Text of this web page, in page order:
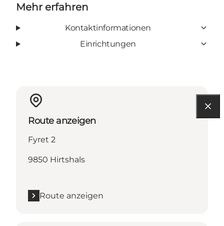
Mehr erfahren
Kontaktinformationen
Einrichtungen
Route anzeigen
Fyret 2
9850 Hirtshals
Route anzeigen